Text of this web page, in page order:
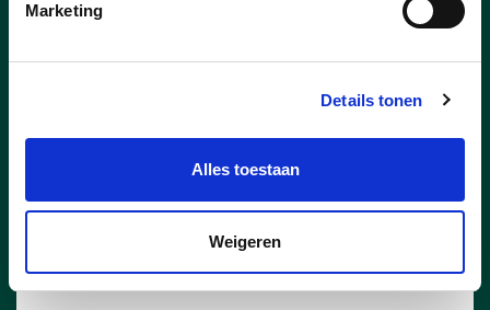
Marketing
Details tonen
Alles toestaan
Weigeren